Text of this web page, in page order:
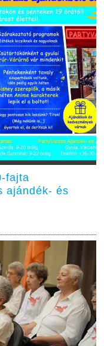
fajta
ajándék- és